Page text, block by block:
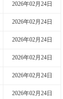
2026年02月24日
2026年02月24日
2026年02月24日
2026年02月24日
2026年02月24日
2026年02月24日